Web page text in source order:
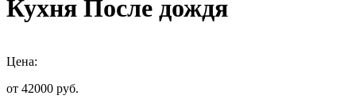
Кухня После дождя
Цена:
от 42000 руб.